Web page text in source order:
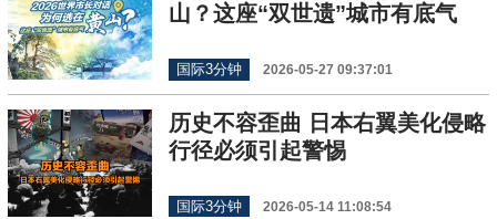
山？这座“双世遗”城市有底气
国际3分钟 2026-05-27 09:37:01
历史不容歪曲 日本右翼美化侵略
行径必须引起警惕
国际3分钟 2026-05-14 11:08:54